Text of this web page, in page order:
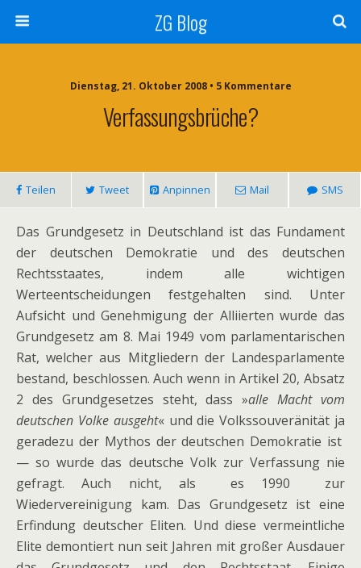
ZG Blog
Dienstag, 21. Oktober 2008 • 5 Kommentare
Verfassungsbrüche?
Teilen Tweet Anpinnen Mail SMS
Das Grundgesetz in Deutschland ist das Fundament
der deutschen Demokratie und des deutschen
Rechtsstaates, indem alle wichtigen
Werteentscheidungen festgehalten sind. Unter
Aufsicht und Genehmigung der Alliierten wurde das
Grundgesetz am 8. Mai 1949 vom parlamentarischen
Rat, welcher aus Mitgliedern der Landesparlamente
bestand, beschlossen. Auch wenn in Artikel 20, Absatz
2 des Grundgesetzes steht, dass »alle Macht vom
deutschen Volke ausgeht« und die Volkssouveränität ja
geradezu der Mythos der deutschen Demokratie ist
— so wurde das deutsche Volk zur Verfassung nie
gefragt. Auch nicht, als es 1990 zur
Wiedervereinigung kam. Das Grundgesetz ist eine
Erfindung deutscher Eliten. Und diese vermeintliche
Elite demontiert nun seit Jahren mit großer Ausdauer